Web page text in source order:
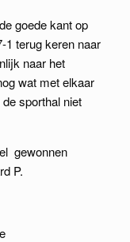
goede kant op
1 terug keren naar
naar het
wat met elkaar
sporthal niet
gewonnen
P.